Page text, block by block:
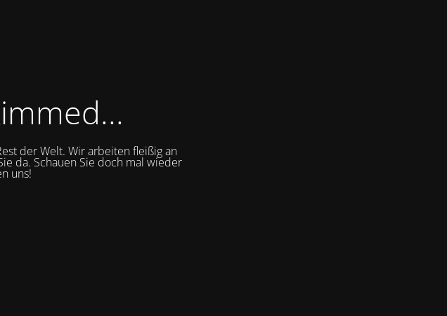
der Welt. Wir arbeiten fleißig an
da. Schauen Sie doch mal wieder
uns!